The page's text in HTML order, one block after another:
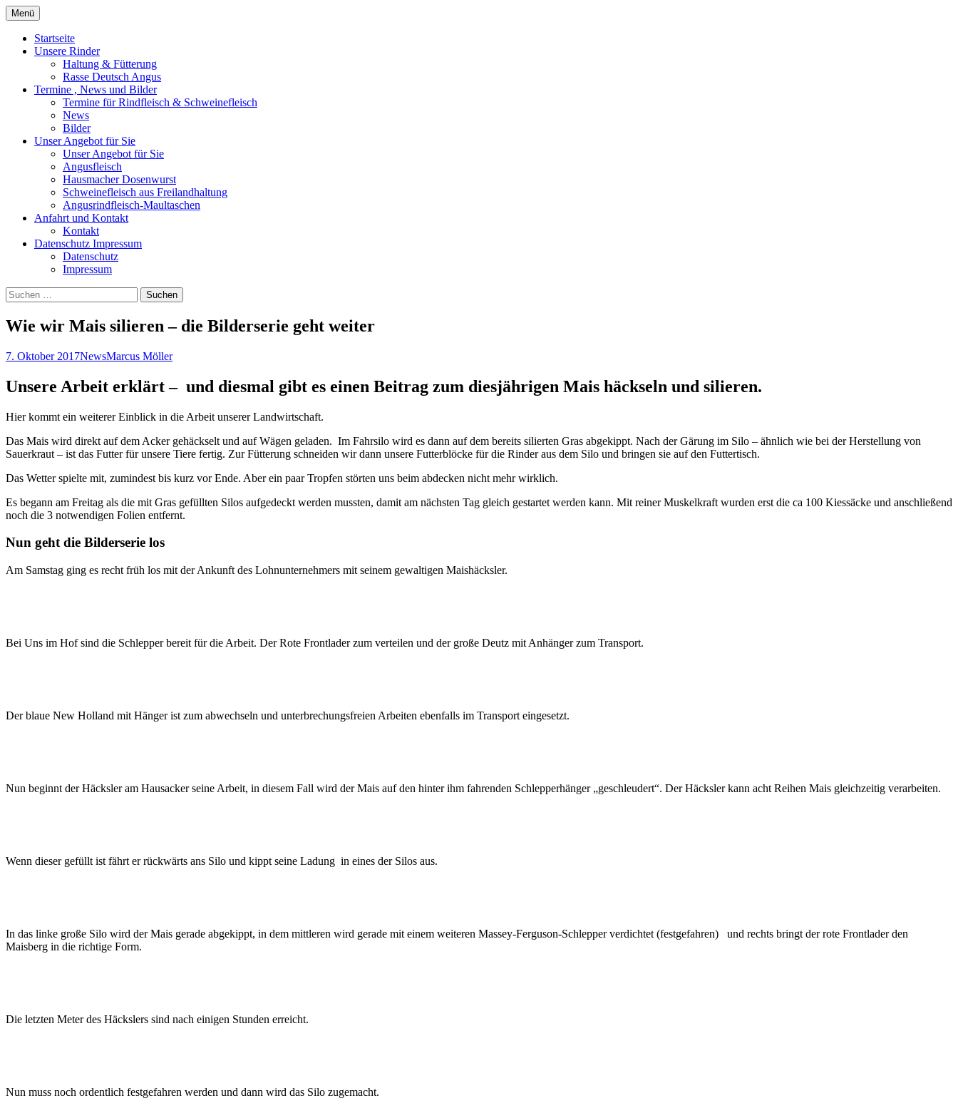
Zum
Inhalt
springen
Angusfleisch Grundler
Menü
Startseite
Unsere Rinder
Haltung & Fütterung
Rasse Deutsch Angus
Termine , News und Bilder
Termine für Rindfleisch & Schweinefleisch
News
Bilder
Unser Angebot für Sie
Unser Angebot für Sie
Angusfleisch
Hausmacher Dosenwurst
Schweinefleisch aus Freilandhaltung
Angusrindfleisch-Maultaschen
Anfahrt und Kontakt
Kontakt
Datenschutz Impressum
Datenschutz
Impressum
Suchen
nach:
Wie wir Mais silieren – die Bilderserie geht weiter
7. Oktober 2017NewsMarcus Möller
Unsere Arbeit erklärt – und diesmal gibt es einen Beitrag zum diesjährigen Mais häckseln und silieren.
Hier kommt ein weiterer Einblick in die Arbeit unserer Landwirtschaft.
Das Mais wird direkt auf dem Acker gehäckselt und auf Wägen geladen. Im Fahrsilo wird es dann auf dem bereits silierten Gras abgekippt. Nach der Gärung im Silo – ähnlich wie bei der Herstellung von
Sauerkraut – ist das Futter für unsere Tiere fertig. Zur Fütterung schneiden wir dann unsere Futterblöcke für die Rinder aus dem Silo und bringen sie auf den Futtertisch.
Das Wetter spielte mit, zumindest bis kurz vor Ende. Aber ein paar Tropfen störten uns beim abdecken nicht mehr wirklich.
Es begann am Freitag als die mit Gras gefüllten Silos aufgedeckt werden mussten, damit am nächsten Tag gleich gestartet werden kann. Mit reiner Muskelkraft wurden erst die ca 100 Kiessäcke und anschließend
noch die 3 notwendigen Folien entfernt.
Nun geht die Bilderserie los
Am Samstag ging es recht früh los mit der Ankunft des Lohnunternehmers mit seinem gewaltigen Maishäcksler.
Bei Uns im Hof sind die Schlepper bereit für die Arbeit. Der Rote Frontlader zum verteilen und der große Deutz mit Anhänger zum Transport.
Der blaue New Holland mit Hänger ist zum abwechseln und unterbrechungsfreien Arbeiten ebenfalls im Transport eingesetzt.
Nun beginnt der Häcksler am Hausacker seine Arbeit, in diesem Fall wird der Mais auf den hinter ihm fahrenden Schlepperhänger „geschleudert“. Der Häcksler kann acht Reihen Mais gleichzeitig verarbeiten.
Wenn dieser gefüllt ist fährt er rückwärts ans Silo und kippt seine Ladung in eines der Silos aus.
In das linke große Silo wird der Mais gerade abgekippt, in dem mittleren wird gerade mit einem weiteren Massey-Ferguson-Schlepper verdichtet (festgefahren) und rechts bringt der rote Frontlader den
Maisberg in die richtige Form.
Die letzten Meter des Häckslers sind nach einigen Stunden erreicht.
Nun muss noch ordentlich festgefahren werden und dann wird das Silo zugemacht.